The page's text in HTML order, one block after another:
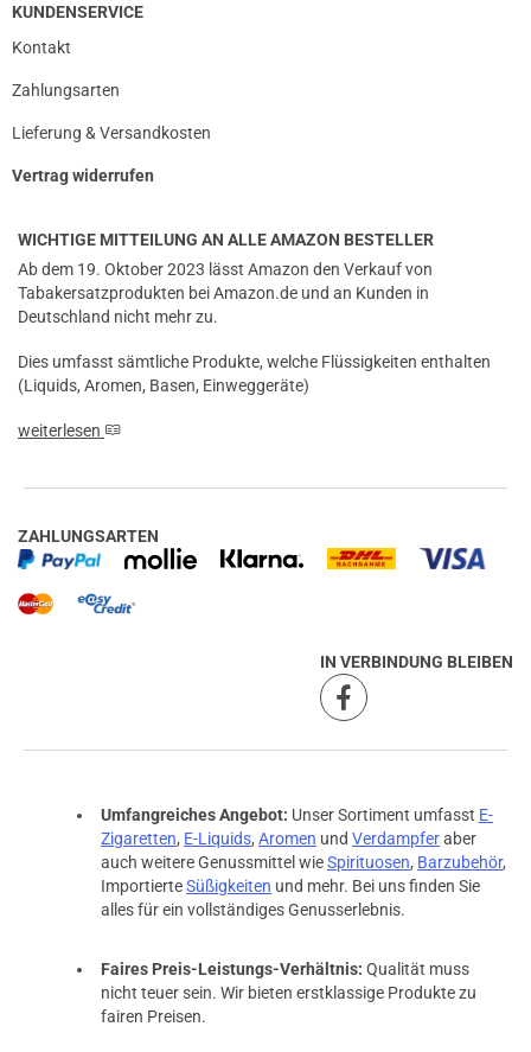
KUNDENSERVICE
Kontakt
Zahlungsarten
Lieferung & Versandkosten
Vertrag widerrufen
WICHTIGE MITTEILUNG AN ALLE AMAZON BESTELLER
Ab dem 19. Oktober 2023 lässt Amazon den Verkauf von
Tabakersatzprodukten bei Amazon.de und an Kunden in
Deutschland nicht mehr zu.
Dies umfasst sämtliche Produkte, welche Flüssigkeiten enthalten
(Liquids, Aromen, Basen, Einweggeräte)
weiterlesen
ZAHLUNGSARTEN
IN VERBINDUNG BLEIBEN
Umfangreiches Angebot: Unser Sortiment umfasst E-
Zigaretten, E-Liquids, Aromen und Verdampferaber
auch weitere Genussmittel wieSpirituosen, Barzubehör,
ImportierteSüßigkeiten und mehr. Bei uns finden Sie
alles für ein vollständiges Genusserlebnis.
Faires Preis-Leistungs-Verhältnis: Qualität muss
nicht teuer sein. Wir bieten erstklassige Produkte zu
fairen Preisen.